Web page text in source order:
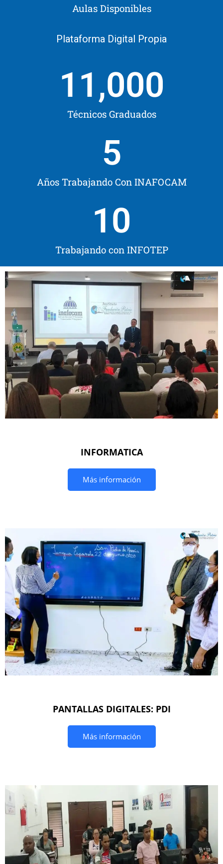
Aulas Disponibles
Plataforma Digital Propia
Técnicos Graduados
11,000
Años Trabajando Con INAFOCAM
5
Trabajando con INFOTEP
10
INFORMATICA
Más información
PANTALLAS DIGITALES: PDI
Más información